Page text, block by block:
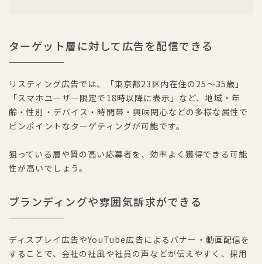
ターゲット層に対して広告を配信できる
リスティング広告では、「東京都23区内在住の25〜35歳」
「スマホユーザー限定で18時以降に表示」など、地域・年
齢・性別・デバイス・時間帯・興味関心などの多様な属性で
ピンポイントなターゲティングが可能です。
狙っている層や質の高い応募者を、効率よく獲得できる可能
性が高いでしょう。
ブランディングや雰囲気訴求ができる
ディスプレイ広告やYouTube広告によるバナー・動画配信を
することで、会社の社風や社員の声などが伝えやすく、採用